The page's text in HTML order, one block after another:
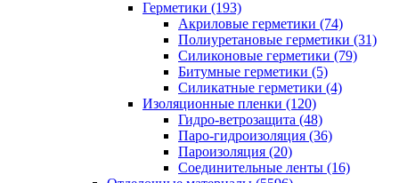
Герметики (193)
Акриловые герметики (74)
Полиуретановые герметики (31)
Силиконовые герметики (79)
Битумные герметики (5)
Силикатные герметики (4)
Изоляционные пленки (120)
Гидро-ветрозащита (48)
Паро-гидроизоляция (36)
Пароизоляция (20)
Соединительные ленты (16)